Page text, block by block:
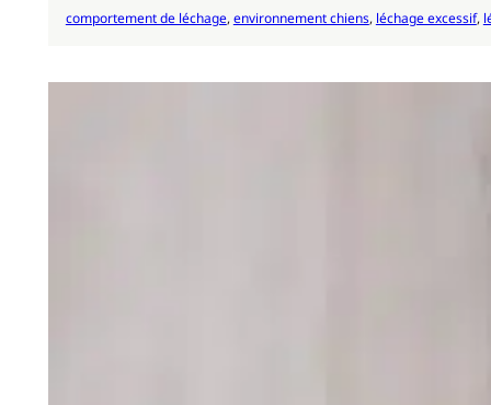
comportement de léchage, environnement chiens, léchage excessif,